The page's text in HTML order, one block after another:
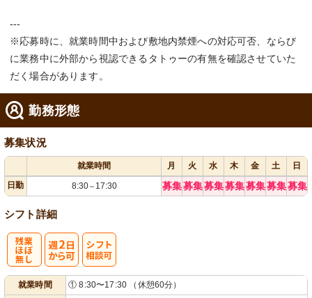
---
※応募時に、就業時間中および敷地内禁煙への対応可否、ならび
に業務中に外部から視認できるタトゥーの有無を確認させていた
だく場合があります。
勤務形態
募集状況
就業時間 月 火 水 木 金 土
日
日勤
8:30～ 17:30 募集募集募集募集募集募集募集
シフト詳細
就業時間
① 8:30〜17:30 （休憩60分）